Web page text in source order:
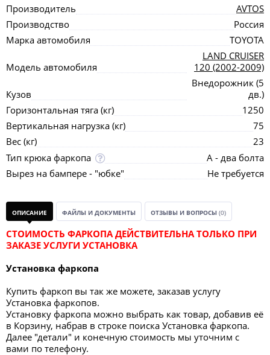
Производитель
AVTOS
Производство
Россия
Марка автомобиля
TOYOTA
Модель автомобиля
LAND CRUISER
120 (2002-2009)
Кузов
Внедорожник (5
дв.)
Горизонтальная тяга (кг)
1250
Вертикальная нагрузка (кг)
75
Вес (кг)
23
Тип крюка фаркопа
А - два болта
Вырез на бампере - "юбке"
Не требуется
ОПИСАНИЕ ФАЙЛЫ И ДОКУМЕНТЫ ОТЗЫВЫ И ВОПРОСЫ (0)
СТОИМОСТЬ ФАРКОПА ДЕЙСТВИТЕЛЬНА ТОЛЬКО ПРИ
ЗАКАЗЕ УСЛУГИ УСТАНОВКА
Установка фаркопа
Купить фаркоп вы так же можете, заказав услугу
Установка фаркопов.
Установку фаркопа можно выбрать как товар, добавив её
в Корзину, набрав в строке поиска Установка фаркопа.
Далее "детали" и конечную стоимость мы уточним с
вами по телефону.